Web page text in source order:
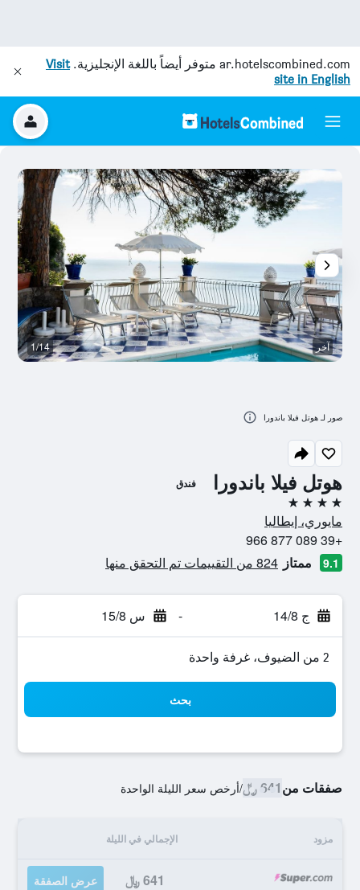
ar.hotelscombined.com متوفر أيضاً باللغة الإنجليزية.Visit
site in English
هوتل فيلا باندورا فندق
4 نجوم
مايوري، إيطاليا
+39 089 877 966
9.1 ممتاز 824 من التقييمات تم التحقق منها
ج 14/8 - س 15/8
2 من الضيوف، غرفة واحدة
بحث
صفقات من641 ﷼ /أرخص سعر الليلة الواحدة
مزود الإجمالي في الليلة
641 ﷼ عرض الصفقة
آخر 1/14
صور لـ هوتل فيلا باندورا